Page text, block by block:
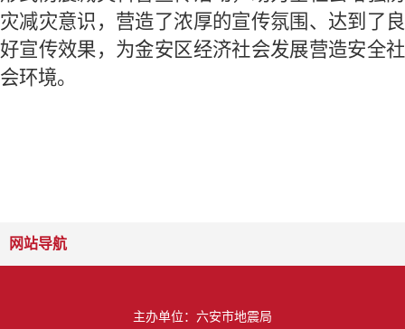
灾减灾意识，营造了浓厚的宣传氛围、达到了良
好宣传效果，为金安区经济社会发展营造安全社
会环境。
网站导航
主办单位：六安市地震局